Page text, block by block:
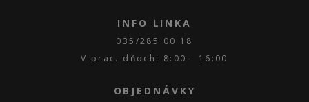
INFO LINKA
035/285 00 18
V prac. dňoch: 8:00 - 16:00
OBJEDNÁVKY